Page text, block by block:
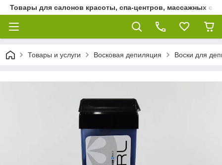
Товары для салонов красоты, спа-центров, массажных
Товары и услуги Восковая депиляция Воски для